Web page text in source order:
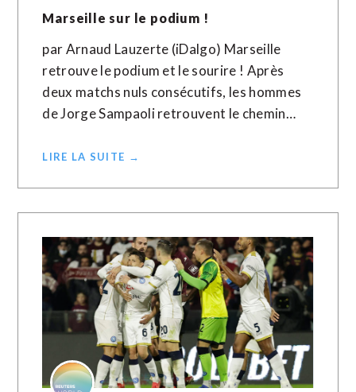
Marseille sur le podium !
par Arnaud Lauzerte (iDalgo) Marseille
retrouve le podium et le sourire ! Après
deux matchs nuls consécutifs, les hommes
de Jorge Sampaoli retrouvent le chemin…
LIRE LA SUITE →